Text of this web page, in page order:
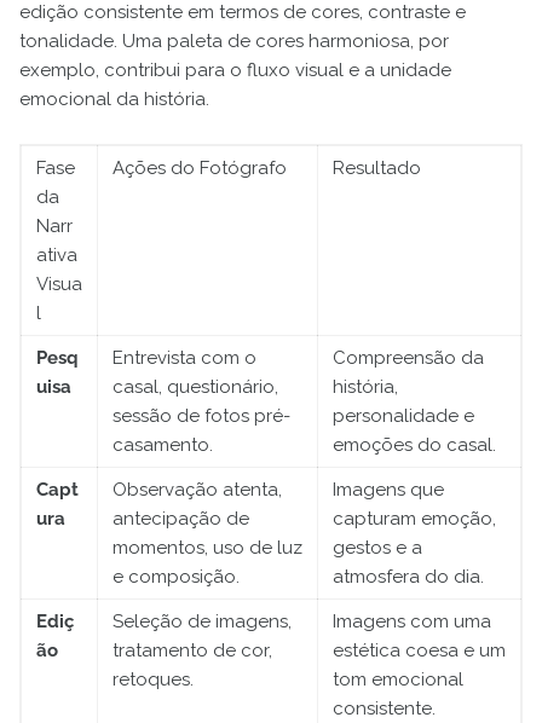
edição consistente em termos de cores, contraste e
tonalidade. Uma paleta de cores harmoniosa, por
exemplo, contribui para o fluxo visual e a unidade
emocional da história.
Fase
da
Narr
ativa
Visua
l
Ações do Fotógrafo Resultado
Pesq
uisa
Entrevista com o
casal, questionário,
sessão de fotos pré-
casamento.
Compreensão da
história,
personalidade e
emoções do casal.
Capt
ura
Observação atenta,
antecipação de
momentos, uso de luz
e composição.
Imagens que
capturam emoção,
gestos e a
atmosfera do dia.
Ediç
ão
Seleção de imagens,
tratamento de cor,
retoques.
Imagens com uma
estética coesa e um
tom emocional
consistente.